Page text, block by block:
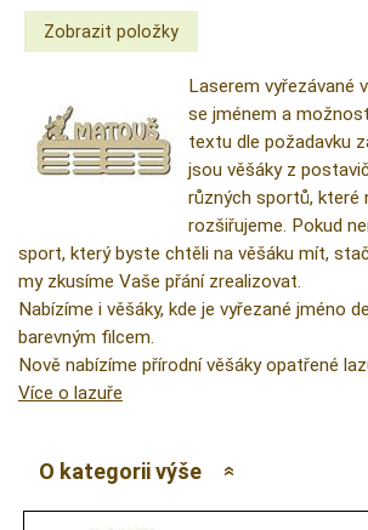
Laserem vyřezávané
se jménem a
textu dle požadavku
jsou věšáky z
různých sportů, které
rozšiřujeme. Pokud
sport, který byste chtěli na věšáku mít,
my zkusíme Vaše přání zrealizovat.
Nabízíme i věšáky, kde je vyřezané jméno
barevným filcem.
Nově nabízíme přírodní věšáky opatřené
Více o lazuře
O kategorii výše